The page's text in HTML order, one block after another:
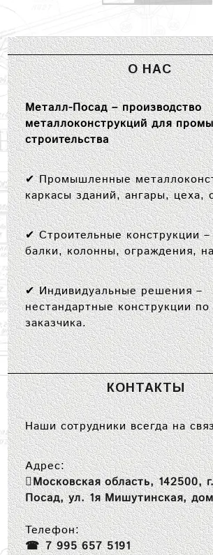
О НАС
Металл-Посад – производство
металлоконструкций для
строительства
✔Промышленные
каркасы зданий, ангары, цеха,
✔Строительные конструкции–
балки, колонны, ограждения,
✔Индивидуальные решения–
нестандартные конструкции
заказчика.
КОНТАКТЫ
Наши сотрудники всегда на
Адрес:
Московская область, 142500,
Посад, ул. 1я Мишутинская,
Телефон:
7 995 657 5191